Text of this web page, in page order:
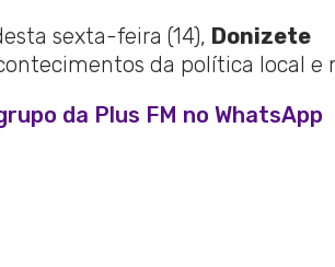
sexta-feira (14), Donizete
da política local e
da Plus FM no WhatsApp